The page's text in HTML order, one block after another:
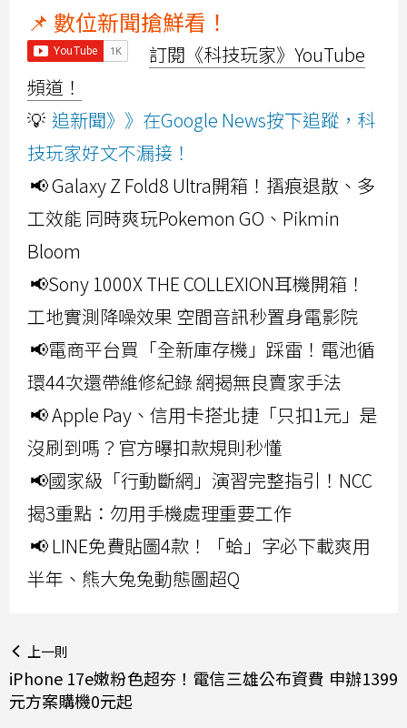
📌 數位新聞搶鮮看！
訂閱《科技玩家》YouTube
頻道！
💡 追新聞》》在Google News按下追蹤，科
技玩家好文不漏接！
📢 Galaxy Z Fold8 Ultra開箱！摺痕退散、多
工效能 同時爽玩Pokemon GO、Pikmin
Bloom
📢Sony 1000X THE COLLEXION耳機開箱！
工地實測降噪效果 空間音訊秒置身電影院
📢電商平台買「全新庫存機」踩雷！電池循
環44次還帶維修紀錄 網揭無良賣家手法
📢 Apple Pay、信用卡搭北捷「只扣1元」是
沒刷到嗎？官方曝扣款規則秒懂
📢國家級「行動斷網」演習完整指引！NCC
揭3重點：勿用手機處理重要工作
📢 LINE免費貼圖4款！「蛤」字必下載爽用
半年、熊大兔兔動態圖超Q
上一則
iPhone 17e嫩粉色超夯！電信三雄公布資費 申辦1399
元方案購機0元起